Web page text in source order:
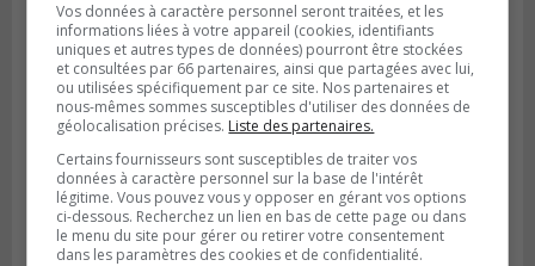
Publié le 6 juillet 2026 à 09h33
Longueuil conclue un contrat pour
valoriser des cendres d’incinération
Vos données à caractère personnel seront traitées, et les
informations liées à votre appareil (cookies, identifiants
uniques et autres types de données) pourront être stockées
et consultées par 66 partenaires, ainsi que partagées avec lui,
ou utilisées spécifiquement par ce site. Nos partenaires et
nous-mêmes sommes susceptibles d'utiliser des données de
géolocalisation précises. Liste des partenaires.
Certains fournisseurs sont susceptibles de traiter vos
données à caractère personnel sur la base de l'intérêt
légitime. Vous pouvez vous y opposer en gérant vos options
ci-dessous. Recherchez un lien en bas de cette page ou dans
le menu du site pour gérer ou retirer votre consentement
dans les paramètres des cookies et de confidentialité.